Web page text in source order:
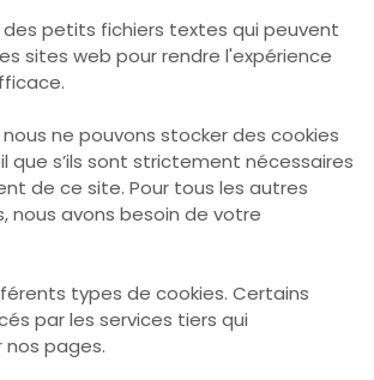
des petits fichiers textes qui peuvent
sites web pour rendre l'expérience
ne pouvons stocker des cookies
que s’ils sont strictement nécessaires
de ce site. Pour tous les autres
nous avons besoin de votre
types de cookies. Certains
par les services tiers qui
pages.